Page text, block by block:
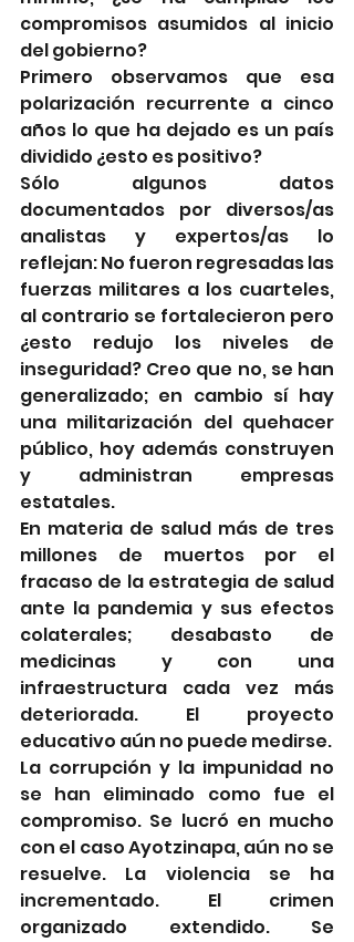
compromisos asumidos al inicio
del gobierno?
Primero observamos que esa
polarización recurrente a cinco
años lo que ha dejado es un país
dividido ¿esto es positivo?
Sólo algunos datos
documentados por diversos/as
analistas y expertos/as lo
reflejan: No fueron regresadas las
fuerzas militares a los cuarteles,
al contrario se fortalecieron pero
¿esto redujo los niveles de
inseguridad? Creo que no, se han
generalizado; en cambio sí hay
una militarización del quehacer
público, hoy además construyen
y administran empresas
estatales.
En materia de salud más de tres
millones de muertos por el
fracaso de la estrategia de salud
ante la pandemia y sus efectos
colaterales; desabasto de
medicinas y con una
infraestructura cada vez más
deteriorada. El proyecto
educativo aún no puede medirse.
La corrupción y la impunidad no
se han eliminado como fue el
compromiso. Se lucró en mucho
con el caso Ayotzinapa, aún no se
resuelve. La violencia se ha
incrementado. El crimen
organizado extendido. Se